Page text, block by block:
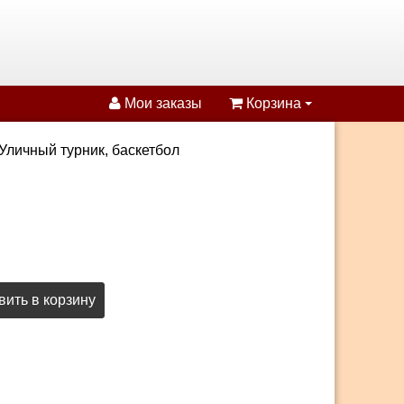
Мои заказы Корзина
турник, баскетбол
в корзину